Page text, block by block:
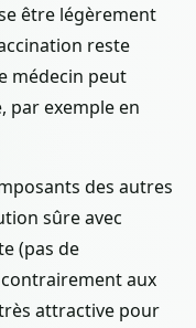
être légèrement
reste
médecin peut
par exemple en
des autres
sûre avec
(pas de
aux
attractive pour